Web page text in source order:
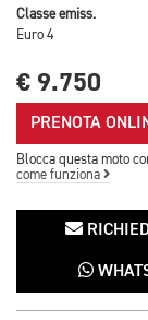
Classe emiss.
Euro 4
€ 9.750
PRENOTA
Blocca questa moto
come funziona